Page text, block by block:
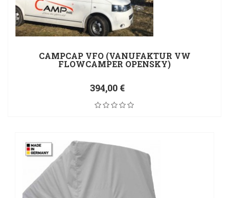
CAMPCAP VFO (VANUFAKTUR VW
FLOWCAMPER OPENSKY)
394,00 €